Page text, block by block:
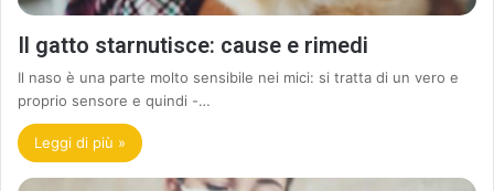
Il gatto starnutisce: cause e rimedi
Il naso è una parte molto sensibile nei mici: si tratta di un vero e
proprio sensore e quindi -…
Leggi di più »